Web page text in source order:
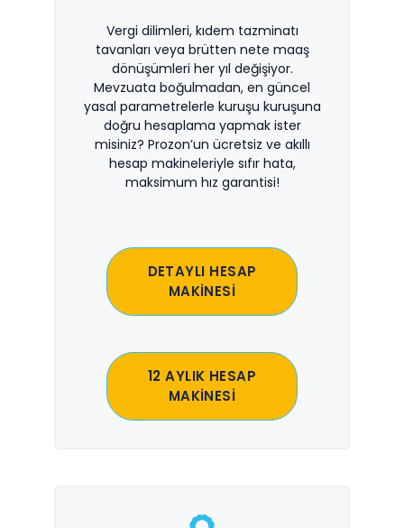
Vergi dilimleri, kıdem tazminatı
tavanları veya brütten nete maaş
dönüşümleri her yıl değişiyor.
Mevzuata boğulmadan, en güncel
yasal parametrelerle kuruşu kuruşuna
doğru hesaplama yapmak ister
misiniz? Prozon’un ücretsiz ve akıllı
hesap makineleriyle sıfır hata,
maksimum hız garantisi!
DETAYLI HESAP
MAKİNESİ
12 AYLIK HESAP
MAKİNESİ